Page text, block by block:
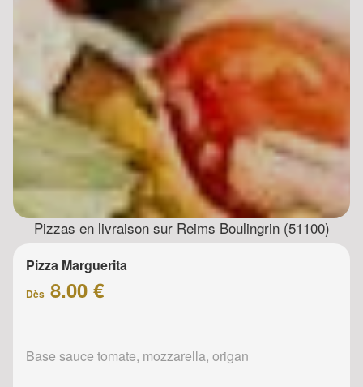
Pizzas en livraison sur Reims Boulingrin (51100)
Pizza Marguerita
Dès 8.00 €
Base sauce tomate, mozzarella, origan